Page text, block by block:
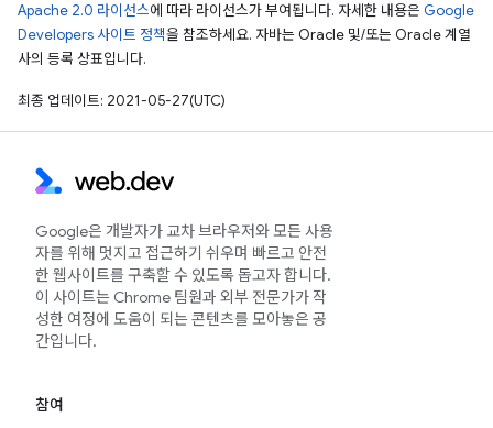
Apache 2.0 라이선스에 따라 라이선스가 부여됩니다. 자세한 내용은 Google
Developers 사이트 정책을 참조하세요. 자바는 Oracle 및/또는 Oracle 계열
사의 등록 상표입니다.
최종 업데이트: 2021-05-27(UTC)
Google은 개발자가 교차 브라우저와 모든 사용
자를 위해 멋지고 접근하기 쉬우며 빠르고 안전
한 웹사이트를 구축할 수 있도록 돕고자 합니다.
이 사이트는 Chrome 팀원과 외부 전문가가 작
성한 여정에 도움이 되는 콘텐츠를 모아놓은 공
간입니다.
참여